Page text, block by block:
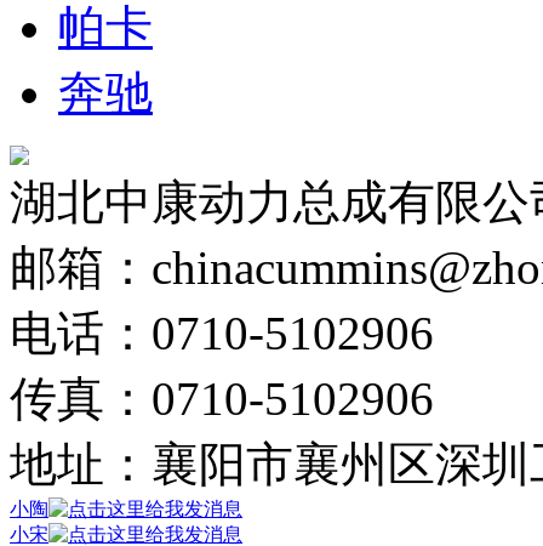
帕卡
奔驰
湖北中康动力总成有限公
邮箱：
电话：0710-5102906
传真：0710-5102906
地址：襄阳市襄州区深
小陶
小宋